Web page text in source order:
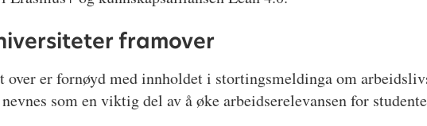
framover
er fornøyd med innholdet i stortingsmeldinga om
som en viktig del av å øke arbeidserelevansen for